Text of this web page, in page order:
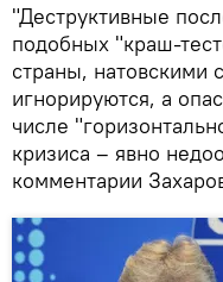
"Деструктивные
подобных "краш-
страны, натовскими
игнорируются, а
числе
кризиса – явно
комментарии